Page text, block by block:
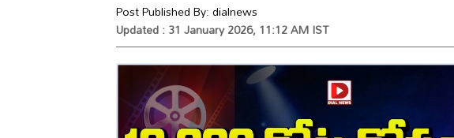
Post Published By:dialnews
Updated : 31 January 2026, 11:12 AM IST